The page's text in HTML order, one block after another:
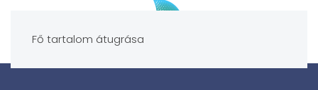
Fő tartalom átugrása